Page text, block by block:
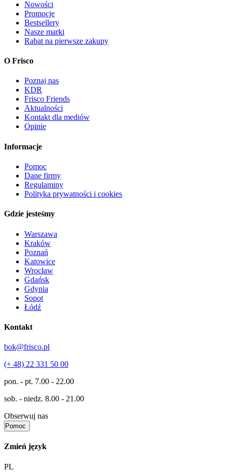
Nowości
Promocje
Bestsellery
Nasze marki
Rabat na pierwsze zakupy
O Frisco
Poznaj nas
KDR
Frisco Friends
Aktualności
Kontakt dla mediów
Opinie
Informacje
Pomoc
Dane firmy
Regulaminy
Polityka prywatności i cookies
Gdzie jesteśmy
Warszawa
Kraków
Poznań
Katowice
Wrocław
Gdańsk
Gdynia
Sopot
Łódź
Kontakt
bok@frisco.pl
(+ 48) 22 331 50 00
pon. - pt. 7.00 - 22.00
sob. - niedz. 8.00 - 21.00
Obserwuj nas
Pomoc
Zmień język
PL